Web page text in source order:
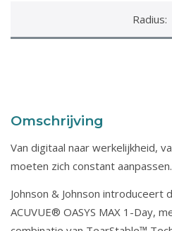
Radius:
Omschrijving
Van digitaal naar werkelijkheid,
moeten zich constant aanpassen.
Johnson & Johnson introduceert
ACUVUE® OASYS MAX 1-Day,